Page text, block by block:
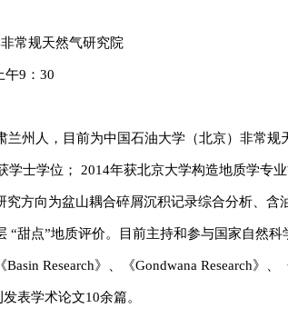
常规天然气研究院
午9：30
州人，目前为中国石油大学（北京）非常规
学士学位； 2014年获北京大学构造地质学专
究方向为盆山耦合碎屑沉积记录综合分析、含
“甜点”地质评价。目前主持和参与国家自然
Research》、《Gondwana Research》、
表学术论文10余篇。